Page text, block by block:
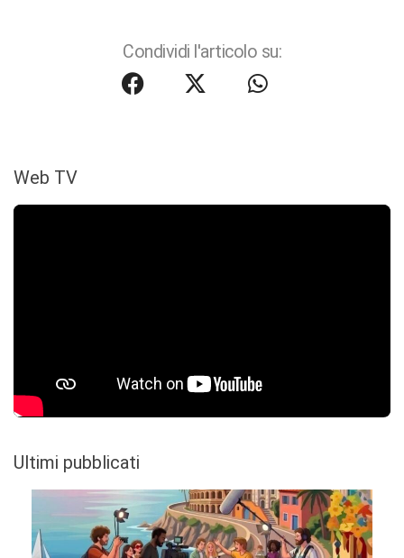
Condividi l'articolo su:
Web TV
Ultimi pubblicati